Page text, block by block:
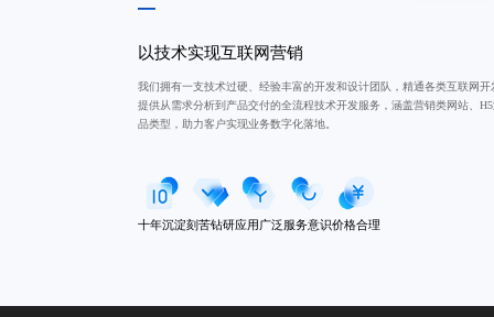
以技术实现互联网营销
我们拥有一支技术过硬、经验丰富的开发和设计团队，精通各类互联网
提供从需求分析到产品交付的全流程技术开发服务，涵盖营销类网站、
品类型，助力客户实现业务数字化落地。
十年沉淀刻苦钻研应用广泛服务意识价格合理